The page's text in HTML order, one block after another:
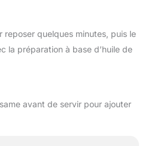
reposer quelques minutes, puis le
la préparation à base d’huile de
avant de servir pour ajouter